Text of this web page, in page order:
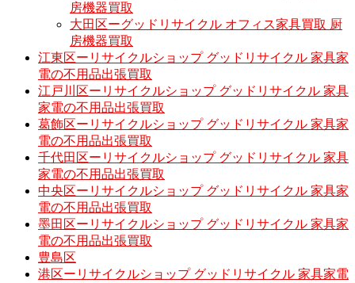
房機器買取
大田区ーグッドリサイクル オフィス家具買取 厨
房機器買取
江東区ーリサイクルショップ グッドリサイクル 家具家
電の不用品出張買取
江戸川区ーリサイクルショップ グッドリサイクル 家具
家電の不用品出張買取
葛飾区ーリサイクルショップ グッドリサイクル 家具家
電の不用品出張買取
千代田区ーリサイクルショップ グッドリサイクル 家具
家電の不用品出張買取
中央区ーリサイクルショップ グッドリサイクル 家具家
電の不用品出張買取
墨田区ーリサイクルショップ グッドリサイクル 家具家
電の不用品出張買取
豊島区
港区ーリサイクルショップ グッドリサイクル 家具家電